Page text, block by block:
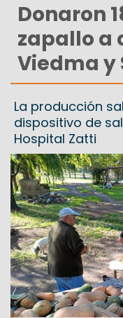
Donaron
zapallo a
Viedma y
La producción
dispositivo de
Hospital Zatti